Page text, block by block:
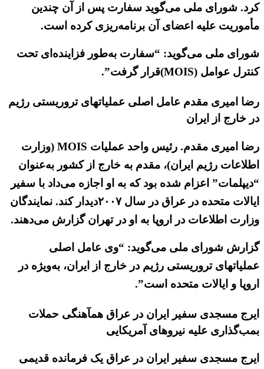
کرد. شورای ملی می‌گوید سفارت پس از آن چندین
مأموریت علیه اعضای آن برنامه‌ریزی کرده است.
شورای ملی می‌گوید: “سفارت به‌طور فزاینده‌ای تحت
کنترل عوامل (MOIS)قرار گرفت”.
رضا امیری مقدم عامل اصلی عملیاتهای تروریستی رژیم
در خارج از ایران
رضا امیری مقدم. رئیس واحد عملیات MOIS (وزارت
اطلاعات رژیم ایران)، مقدم به خارج از کشور به‌عنوان
“دیپلمات” اعزام شده بود که به او اجازه می‌داد با سفیر
ایالات متحده در عراق در سال ۲۰۰۷دیدار کند. نمایندگان
وزارت اطلاعات در اروپا به او در تهران گزارش می‌دهند.
گزارش شورای ملی می‌گوید: “وی عامل اصلی
عملیاتهای تروریستی رژیم در خارج از ایران، به‌ویژه در
اروپا و ایالات متحده است”.
ایرج مسجدی سفیر ایران در عراق همآهنگی حملات
بمب‌گذاری علیه نیروهای آمریکایی
ایرج مسجدی سفیر ایران در عراق یک فرمانده قدیمی